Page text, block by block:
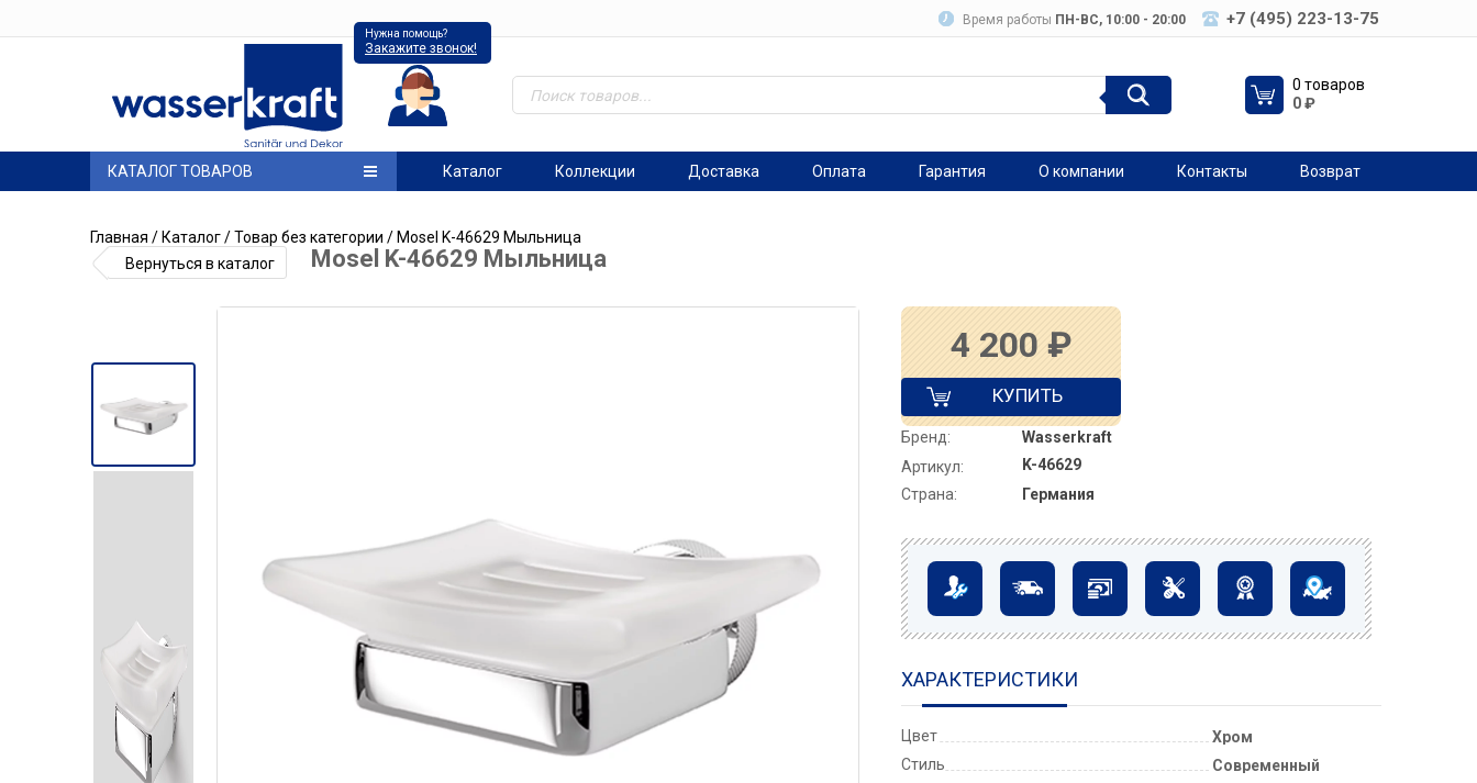
Время работы ПН-ВC, 10:00 - 20:00 +7 (495) 223-13-75
Нужна помощь?
Закажите звонок!
0 товаров
0₽
КАТАЛОГ ТОВАРОВ Каталог Коллекции Доставка Оплата Гарантия О компании Контакты Возврат
Главная / Каталог/Товар без категории / Mosel K-46629 Мыльница
Вернуться в каталог
Mosel K-46629 Мыльница
4 200 ₽
КУПИТЬ
Бренд:
Wasserkraft
Артикул:
K-46629
Страна:
Германия
ХАРАКТЕРИСТИКИ
Цвет
Хром
Стиль
Современный